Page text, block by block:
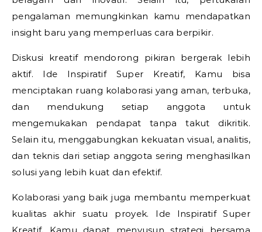
pengalaman memungkinkan kamu mendapatkan
insight baru yang memperluas cara berpikir.
Diskusi kreatif mendorong pikiran bergerak lebih
aktif. Ide Inspiratif Super Kreatif, Kamu bisa
menciptakan ruang kolaborasi yang aman, terbuka,
dan mendukung setiap anggota untuk
mengemukakan pendapat tanpa takut dikritik.
Selain itu, menggabungkan kekuatan visual, analitis,
dan teknis dari setiap anggota sering menghasilkan
solusi yang lebih kuat dan efektif.
Kolaborasi yang baik juga membantu memperkuat
kualitas akhir suatu proyek. Ide Inspiratif Super